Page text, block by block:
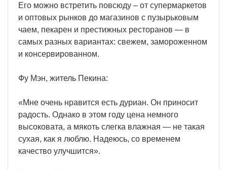
Его можно встретить повсюду – от супермаркетов
и оптовых рынков до магазинов с пузырьковым
чаем, пекарен и престижных ресторанов — в
самых разных вариантах: свежем, замороженном
и консервированном.
Фу Мэн, житель Пекина:
«Мне очень нравится есть дуриан. Он приносит
радость. Однако в этом году цена немного
высоковата, а мякоть слегка влажная — не такая
сухая, как я люблю. Надеюсь, со временем
качество улучшится».